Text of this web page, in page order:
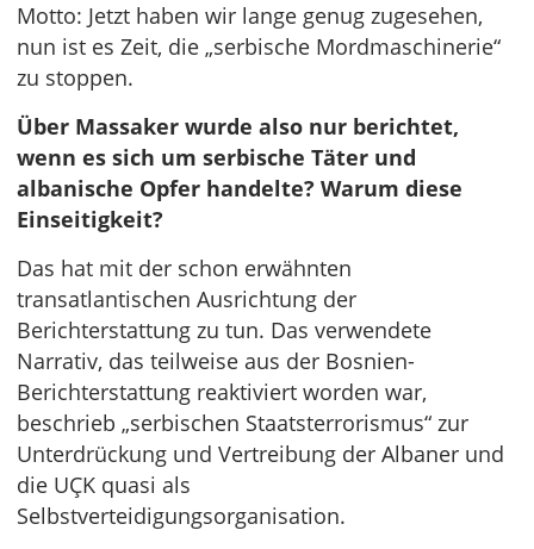
Motto: Jetzt haben wir lange genug zugesehen,
nun ist es Zeit, die „serbische Mordmaschinerie“
zu stoppen.
Über Massaker wurde also nur berichtet,
wenn es sich um serbische Täter und
albanische Opfer handelte? Warum diese
Einseitigkeit?
Das hat mit der schon erwähnten
transatlantischen Ausrichtung der
Berichterstattung zu tun. Das verwendete
Narrativ, das teilweise aus der Bosnien-
Berichterstattung reaktiviert worden war,
beschrieb „serbischen Staatsterrorismus“ zur
Unterdrückung und Vertreibung der Albaner und
die UÇK quasi als
Selbstverteidigungsorganisation.